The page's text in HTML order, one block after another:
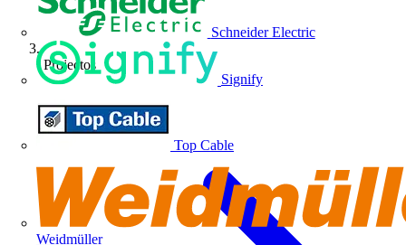
Schneider Electric
Signify
Top Cable
Weidmüller
Projectos